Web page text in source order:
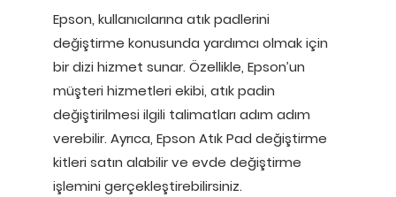
Epson, kullanıcılarına atık padlerini
değiştirme konusunda yardımcı olmak için
bir dizi hizmet sunar. Özellikle, Epson’un
müşteri hizmetleri ekibi, atık padin
değiştirilmesi ilgili talimatları adım adım
verebilir. Ayrıca, Epson Atık Pad değiştirme
kitleri satın alabilir ve evde değiştirme
işlemini gerçekleştirebilirsiniz.